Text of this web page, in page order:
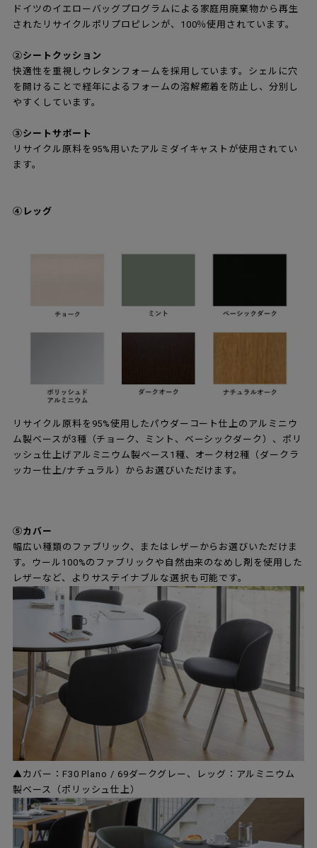
ドイツのイエローバッグプログラムによる家庭用廃棄物から再生
されたリサイクルポリプロピレンが、100％使用されています。
②シートクッション
快適性を重視しウレタンフォームを採用しています。シェルに穴
を開けることで経年によるフォームの溶解癒着を防止し、分別し
やすくしています。
③シートサポート
リサイクル原料を95%用いたアルミダイキャストが使用されてい
ます。
④レッグ
リサイクル原料を95%使用したパウダーコート仕上のアルミニウ
ム製ベースが3種（チョーク、ミント、ベーシックダーク）、ポリ
ッシュ仕上げアルミニウム製ベース1種、オーク材2種（ダークラ
ッカー仕上/ナチュラル）からお選びいただけます。
⑤カバー
幅広い種類のファブリック、またはレザーからお選びいただけま
す。ウール100%のファブリックや自然由来のなめし剤を使用した
レザーなど、よりサステイナブルな選択も可能です。
▲カバー：F30 Plano / 69ダークグレー、レッグ：アルミニウム
製ベース（ポリッシュ仕上）